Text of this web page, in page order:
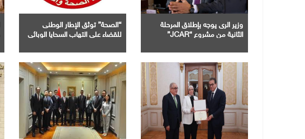
وزير الرى يوجه بإطلاق المرحلة
الثانية من مشروع “JCAR”
“الصحة” توثق الإطار الوطنى
للقضاء على التهاب السحايا الوبائى